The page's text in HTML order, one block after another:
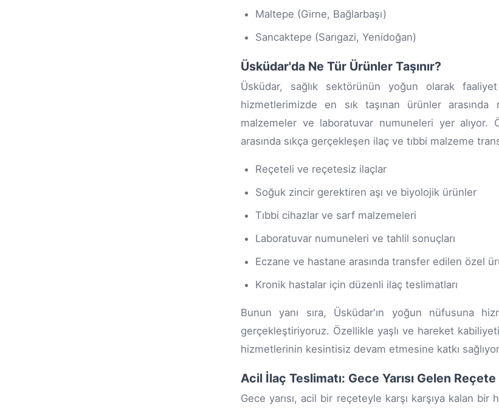
Maltepe (Girne, Bağlarbaşı)
Sancaktepe (Sarıgazi, Yenidoğan)
Üsküdar'da Ne Tür Ürünler Taşınır?
Üsküdar, sağlık sektörünün yoğun olarak
hizmetlerimizde en sık taşınan ürünler
malzemeler ve laboratuvar numuneleri yer
arasında sıkça gerçekleşen ilaç ve tıbbi malzeme
Reçeteli ve reçetesiz ilaçlar
Soğuk zincir gerektiren aşı ve biyolojik ürünler
Tıbbi cihazlar ve sarf malzemeleri
Laboratuvar numuneleri ve tahlil sonuçları
Eczane ve hastane arasında transfer edilen özel
Kronik hastalar için düzenli ilaç teslimatları
Bunun yanı sıra, Üsküdar'ın yoğun nüfusuna
gerçekleştiriyoruz. Özellikle yaşlı ve hareket
hizmetlerinin kesintisiz devam etmesine katkı
Acil İlaç Teslimatı: Gece Yarısı Gelen Reçete
Gece yarısı, acil bir reçeteyle karşı karşıya kalan